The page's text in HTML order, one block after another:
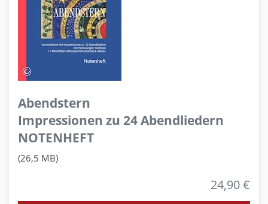
Abendstern
Impressionen zu 24 Abendliedern
NOTENHEFT
(26,5 MB)
24,90 €